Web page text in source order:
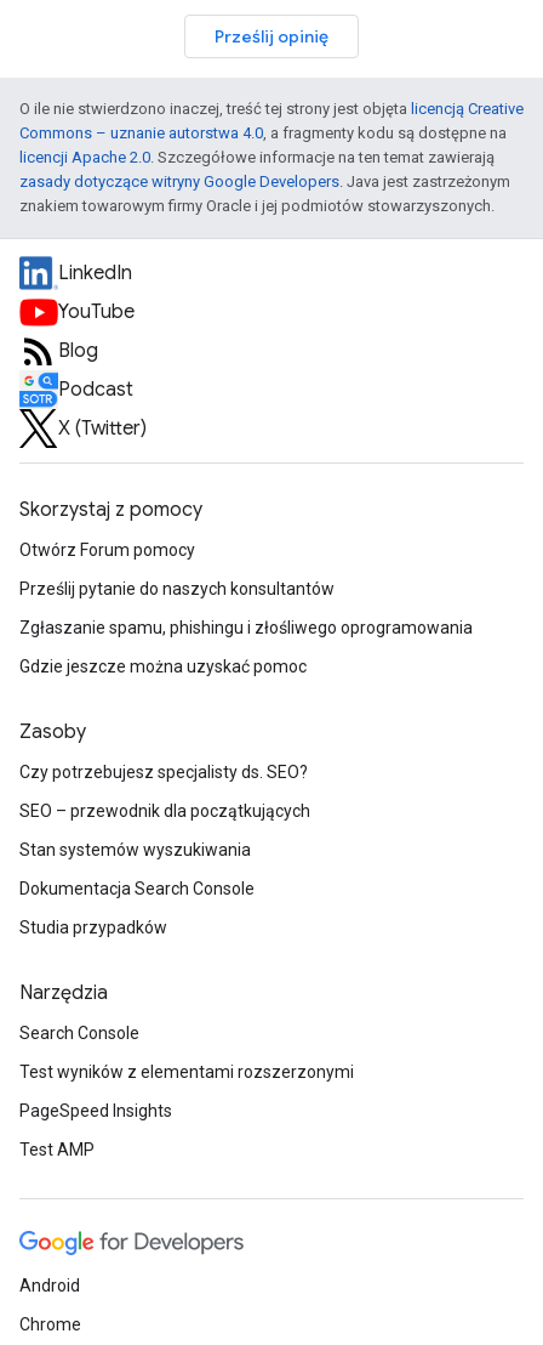
Prześlij opinię
O ile nie stwierdzono inaczej, treść tej strony jest objęta licencją Creative
Commons – uznanie autorstwa 4.0, a fragmenty kodu są dostępne na
licencji Apache 2.0. Szczegółowe informacje na ten temat zawierają
zasady dotyczące witryny Google Developers. Java jest zastrzeżonym
znakiem towarowym firmy Oracle i jej podmiotów stowarzyszonych.
LinkedIn
YouTube
Blog
Podcast
X (Twitter)
Skorzystaj z pomocy
Otwórz Forum pomocy
Prześlij pytanie do naszych konsultantów
Zgłaszanie spamu, phishingu i złośliwego oprogramowania
Gdzie jeszcze można uzyskać pomoc
Zasoby
Czy potrzebujesz specjalisty ds. SEO?
SEO – przewodnik dla początkujących
Stan systemów wyszukiwania
Dokumentacja Search Console
Studia przypadków
Narzędzia
Search Console
Test wyników z elementami rozszerzonymi
PageSpeed Insights
Test AMP
Android
Chrome